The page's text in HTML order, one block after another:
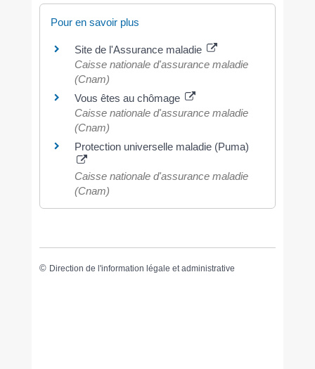
Pour en savoir plus
Site de l'Assurance maladie
Caisse nationale d'assurance maladie
(Cnam)
Vous êtes au chômage
Caisse nationale d'assurance maladie
(Cnam)
Protection universelle maladie (Puma)
Caisse nationale d'assurance maladie
(Cnam)
© Direction de l'information légale et administrative